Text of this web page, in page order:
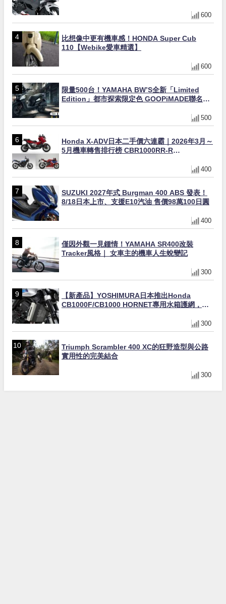
600
比想像中更有機車感！HONDA Super Cub
110【Webike愛車精選】
600
限量500台！YAMAHA BW’S全新「Limited
Edition」都市探索限定色 GOOPiMADE聯名包
500
Honda X-ADV日本二手價六連霸｜2026年3月～
5月機車轉售排行榜 CBR1000RR-R
400
SUZUKI 2027年式 Burgman 400 ABS 發表！
8/18日本上市、支援E10汽油 售價98萬100日圓
400
僅因外觀一見鍾情！YAMAHA SR400改裝
Tracker風格｜ 女車主的機車人生蛻變記
300
【新產品】YOSHIMURA日本推出Honda
CB1000F/CB1000 HORNET專用水箱護網，六
300
Triumph Scrambler 400 XC的狂野造型與公路
實用性的完美結合
300